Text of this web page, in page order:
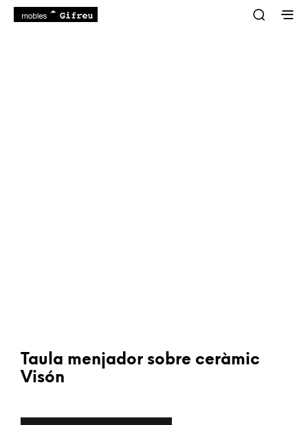
Taula menjador sobre ceràmic
Visón